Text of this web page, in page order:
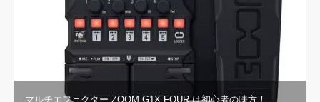
マルチエフェクター ZOOM G1X FOUR は初心者の味方！